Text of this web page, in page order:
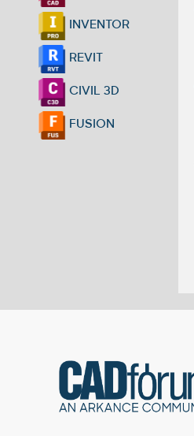
INVENTOR
REVIT
CIVIL 3D
FUSION